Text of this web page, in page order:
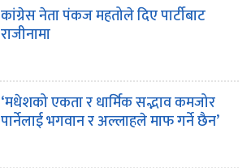
कांग्रेस नेता पंकज महतोले दिए पार्टीबाट
राजीनामा
‘मधेशको एकता र धार्मिक सद्भाव कमजोर
पार्नेलाई भगवान र अल्लाहले माफ गर्ने छैन’